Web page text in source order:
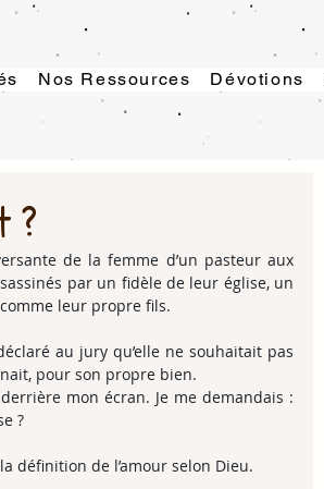
Nos Ressources Dévotions
?
de la femme d’un pasteur aux
par un fidèle de leur église, un
leur propre fils.
au jury qu’elle ne souhaitait pas
pour son propre bien.
mon écran. Je me demandais :
?
définition de l’amour selon Dieu.